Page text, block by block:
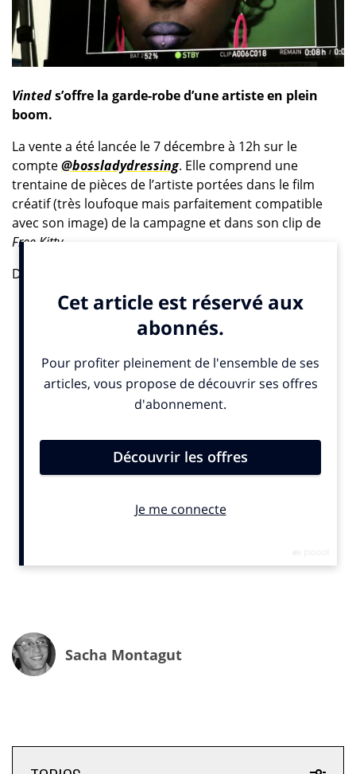
Vinteds’offre la garde-robe d’une artiste en plein
boom.
La vente a été lancée le 7 décembre à 12h sur le
compte@bossladydressing. Elle comprend une
trentaine de pièces de l’artiste portées dans le film
créatif (très loufoque mais parfaitement compatible
avec son image) de la campagne et dans son clip de
Free Kitty.
Derrière cette campagne ? Beastly (Biggie Group).
L’agence experte en influence marketing et en
stratégies sur mesure a été choisie pour orchestrer
cette opération inédite, capable de transformer une
L’idée : concevoir une collaboration inédite, capable de
résonner à la fois auprès de la communauté de
Ce phénomène culturel et musical, mais encore jamais
marque», souligne Evan Nataf, co-
fondateur de Beastly.
Sacha Montagut